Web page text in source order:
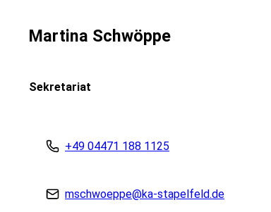
Martina Schwöppe
Sekretariat
+49 04471 188 1125
mschwoeppe@ka-stapelfeld.de